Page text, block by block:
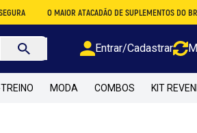
O MAIOR ATACADÃO DE SUPLEMENTOS DO BRASIL
Entrar/Cadastrar
MODA COMBOS KIT